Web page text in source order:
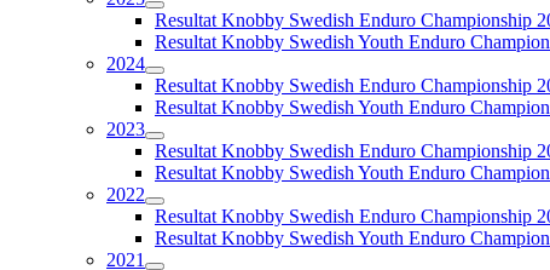
Resultat Knobby Swedish Enduro Championship
Resultat Knobby Swedish Youth Enduro
2024
Resultat Knobby Swedish Enduro Championship
Resultat Knobby Swedish Youth Enduro
2023
Resultat Knobby Swedish Enduro Championship
Resultat Knobby Swedish Youth Enduro
2022
Resultat Knobby Swedish Enduro Championship
Resultat Knobby Swedish Youth Enduro
2021